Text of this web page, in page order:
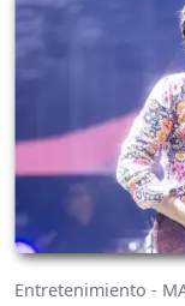
Entretenimiento -